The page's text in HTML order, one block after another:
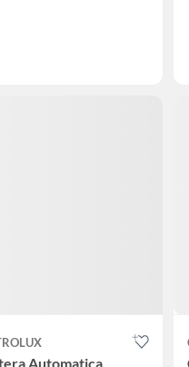
Automatica